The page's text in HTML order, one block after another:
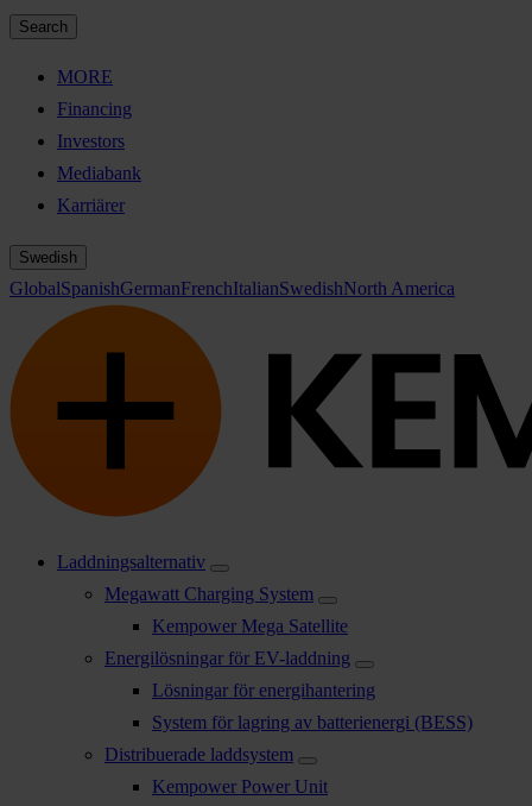
Search
MORE
Financing
Investors
Mediabank
Karriärer
Swedish
GlobalSpanishGermanFrenchItalianSwedishNorth America
Laddningsalternativ
Megawatt Charging System
Kempower Mega Satellite
Energilösningar för EV-laddning
Lösningar för energihantering
System för lagring av batterienergi (BESS)
Distribuerade laddsystem
Kempower Power Unit